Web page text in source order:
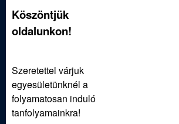
Köszöntjük
oldalunkon!
Szeretettel várjuk
egyesületünknél a
folyamatosan induló
tanfolyamainkra!